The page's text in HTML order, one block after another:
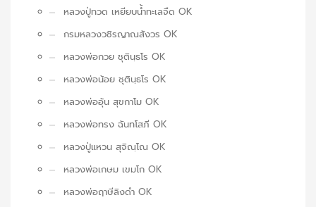
หลวงปู่ทวด เหยียบน้ำทะเลจืด OK
กรมหลวงวชิรญาณสังวร OK
หลวงพ่อกวย ชุตินฺธโร OK
หลวงพ่อน้อย ชุตินฺธโร OK
หลวงพ่ออุ้น สุขกาโม OK
หลวงพ่อทรง ฉันทโสภี OK
หลวงปู่แหวน สุจิณฺโณ OK
หลวงพ่อเกษม เขมโก OK
หลวงพ่อฤาษีลิงดำ OK